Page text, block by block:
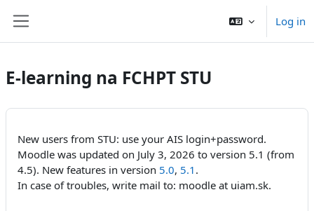
Log in
E-learning na FCHPT STU
New users from STU: use your AIS login+password.
Moodle was updated on July 3, 2026 to version 5.1 (from
4.5). New features in version 5.0, 5.1 .
In case of troubles, write mail to: moodle at uiam.sk.